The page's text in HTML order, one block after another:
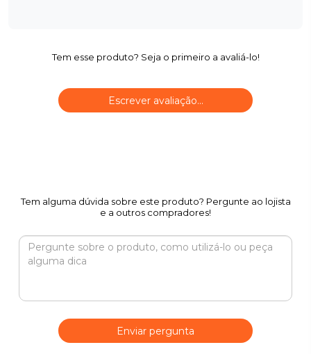
Tem esse produto? Seja o primeiro a avaliá-lo!
Escrever avaliação...
Tem alguma dúvida sobre este produto? Pergunte ao lojista
e a outros compradores!
Enviar pergunta